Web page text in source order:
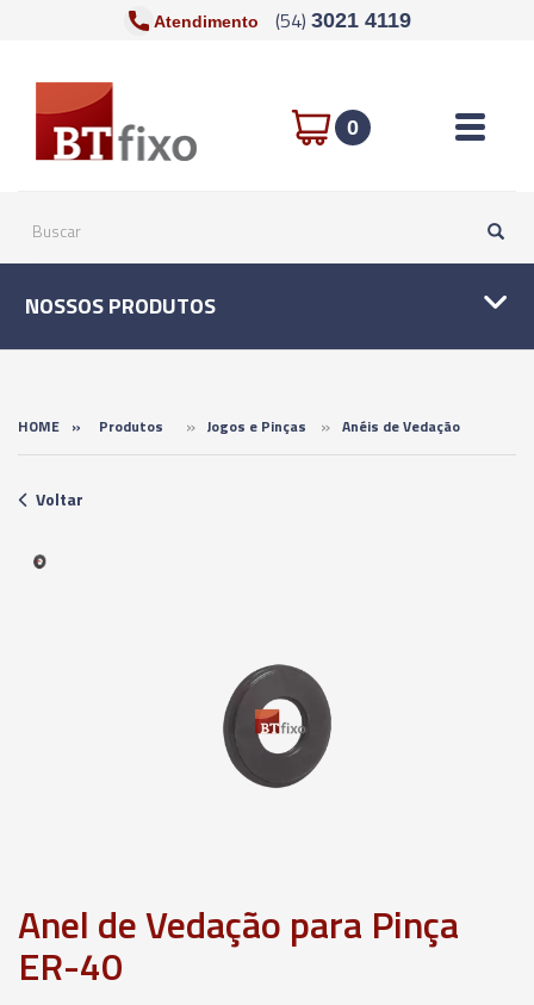
Atendimento (54) 3021 4119
0 Toggle
NOSSOS PRODUTOS
HOME » Produtos » Jogos e Pinças » Anéis de Vedação
Voltar
Anel de Vedação para Pinça
ER-40